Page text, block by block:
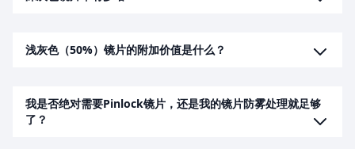
浅灰色（50%）镜片的附加价值是什么？
我是否绝对需要Pinlock镜片，还是我的镜片防雾处理就足够
了？